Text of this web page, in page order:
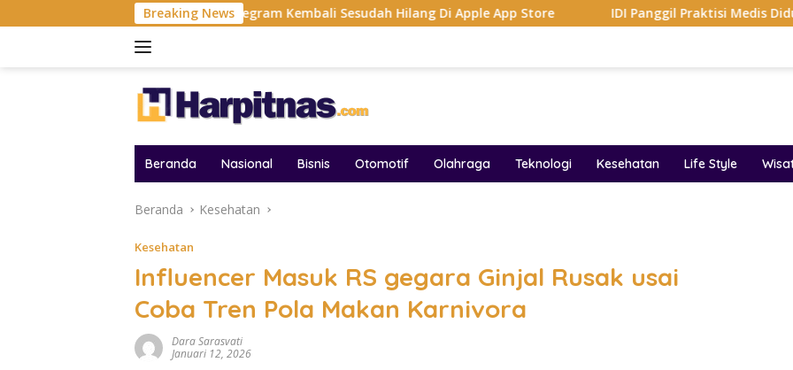
ke
Breaking News
Telegram Kembali Sesudah Hilang Di Apple App Store IDI Panggil Praktisi Medis Diduga Hina Pasien
Beranda Nasional Bisnis Otomotif Olahraga Teknologi Kesehatan Life Style
Beranda Kesehatan
Kesehatan
Influencer Masuk RS gegara Ginjal Rusak usai
Coba Tren Pola Makan Karnivora
Dara Sarasvati
Januari 12, 2026